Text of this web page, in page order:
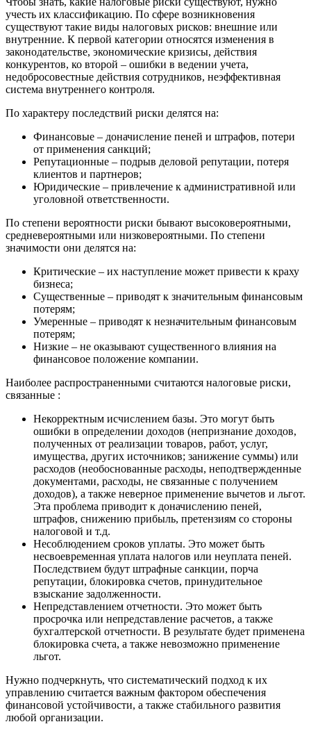
учесть их классификацию. По сфере возникновения
существуют такие виды налоговых рисков: внешние или
внутренние. К первой категории относятся изменения в
законодательстве, экономические кризисы, действия
конкурентов, ко второй – ошибки в ведении учета,
недобросовестные действия сотрудников, неэффективная
система внутреннего контроля.
По характеру последствий риски делятся на:
Финансовые – доначисление пеней и штрафов, потери
от применения санкций;
Репутационные – подрыв деловой репутации, потеря
клиентов и партнеров;
Юридические – привлечение к административной или
уголовной ответственности.
По степени вероятности риски бывают высоковероятными,
средневероятными или низковероятными. По степени
значимости они делятся на:
Критические – их наступление может привести к краху
бизнеса;
Существенные – приводят к значительным финансовым
потерям;
Умеренные – приводят к незначительным финансовым
потерям;
Низкие – не оказывают существенного влияния на
финансовое положение компании.
Наиболее распространенными считаются налоговые риски,
связанные :
Некорректным исчислением базы. Это могут быть
ошибки в определении доходов (непризнание доходов,
полученных от реализации товаров, работ, услуг,
имущества, других источников; занижение суммы) или
расходов (необоснованные расходы, неподтвержденные
документами, расходы, не связанные с получением
доходов), а также неверное применение вычетов и льгот.
Эта проблема приводит к доначислению пеней,
штрафов, снижению прибыль, претензиям со стороны
налоговой и т.д.
Несоблюдением сроков уплаты. Это может быть
несвоевременная уплата налогов или неуплата пеней.
Последствием будут штрафные санкции, порча
репутации, блокировка счетов, принудительное
взыскание задолженности.
Непредставлением отчетности. Это может быть
просрочка или непредставление расчетов, а также
бухгалтерской отчетности. В результате будет применена
блокировка счета, а также невозможно применение
льгот.
Нужно подчеркнуть, что систематический подход к их
управлению считается важным фактором обеспечения
финансовой устойчивости, а также стабильного развития
любой организации.